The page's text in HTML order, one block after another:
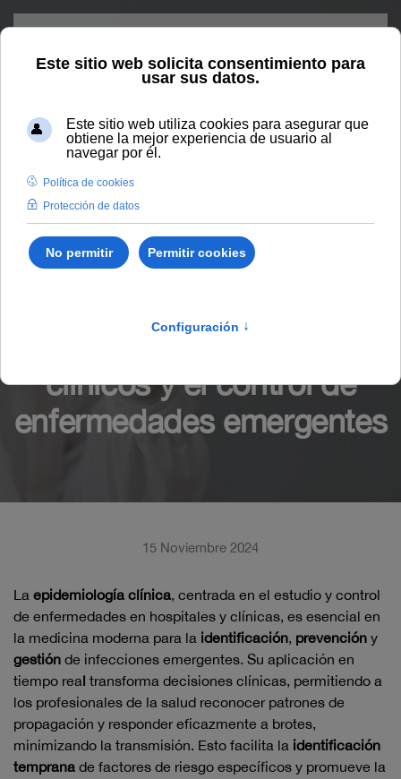
Home Vida universitaria
epidemiología en entornos clínicos y el control de enfermedades
emergentes
epidemiología en entornos
clínicos y el control de
enfermedades emergentes
15 Noviembre 2024
La epidemiología clínica, centrada en el estudio y control
de enfermedades en hospitales y clínicas, es esencial en
la medicina moderna para la identificación, prevención y
gestión de infecciones emergentes. Su aplicación en
tiempo real transforma decisiones clínicas, permitiendo a
los profesionales de la salud reconocer patrones de
propagación y responder eficazmente a brotes,
minimizando la transmisión. Esto facilita la identificación
temprana de factores de riesgo específicos y promueve la